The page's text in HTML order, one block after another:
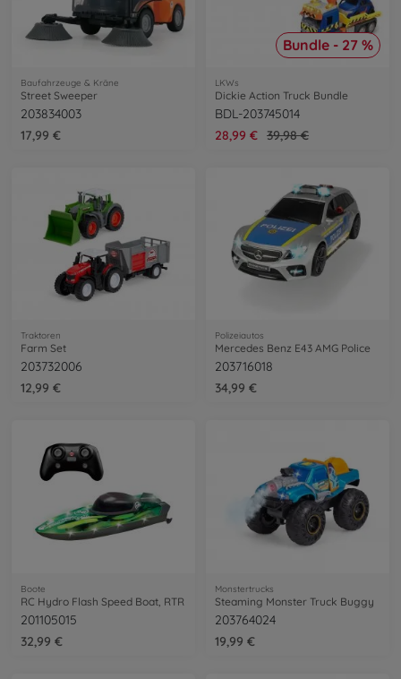
Baufahrzeuge & Kräne
Street Sweeper
203834003
17,99 €
Bundle - 27 %
LKWs
Dickie Action Truck Bundle
BDL-203745014
28,99 € 39,98 €
Traktoren
Farm Set
203732006
12,99 €
Polizeiautos
Mercedes Benz E43 AMG Police
203716018
34,99 €
Boote
RC Hydro Flash Speed Boat, RTR
201105015
32,99 €
Monstertrucks
Steaming Monster Truck Buggy
203764024
19,99 €